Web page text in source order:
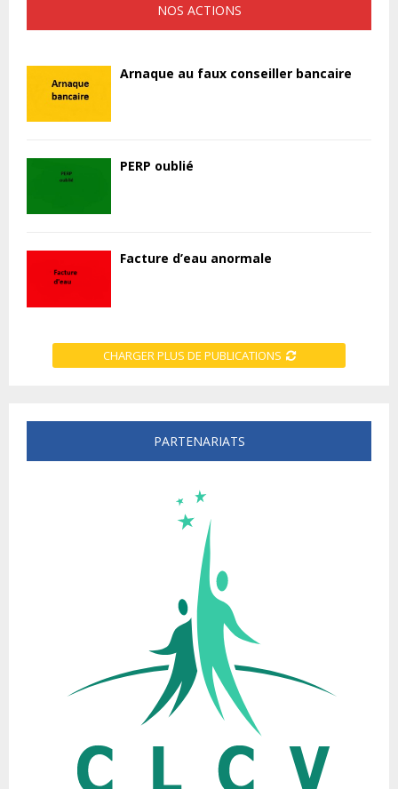
NOS ACTIONS
Arnaque au faux conseiller bancaire
PERP oublié
Facture d’eau anormale
CHARGER PLUS DE PUBLICATIONS
PARTENARIATS